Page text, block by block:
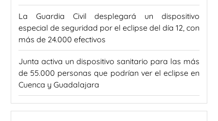
La Guardia Civil desplegará un dispositivo
especial de seguridad por el eclipse del día 12, con
más de 24.000 efectivos
Junta activa un dispositivo sanitario para las más
de 55.000 personas que podrían ver el eclipse en
Cuenca y Guadalajara